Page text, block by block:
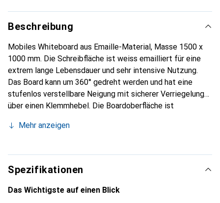
Beschreibung
Mobiles Whiteboard aus Emaille-Material, Masse 1500 x
1000 mm. Die Schreibfläche ist weiss emailliert für eine
extrem lange Lebensdauer und sehr intensive Nutzung.
Das Board kann um 360° gedreht werden und hat eine
stufenlos verstellbare Neigung mit sicherer Verriegelung
über einen Klemmhebel. Die Boardoberfläche ist
mit einem trockenen Tuch ermöglicht. Es kann als
Zeiterfassungsgeräten, in Kantinen, Schulen oder während
Seminaren und Workshops verwendet werden.
Mehr anzeigen
Spezifikationen
Das Wichtigste auf einen Blick